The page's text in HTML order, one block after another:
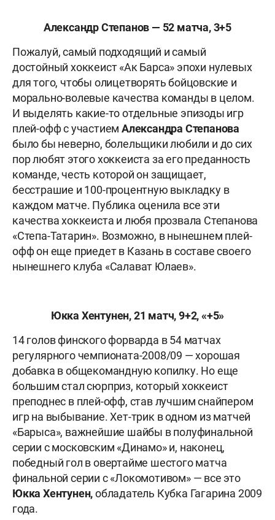
Александр Степанов — 52 матча, 3+5
Пожалуй, самый подходящий и самый
достойный хоккеист «Ак Барса» эпохи нулевых
для того, чтобы олицетворять бойцовские и
морально-волевые качества команды в целом.
И выделять какие-то отдельные эпизоды игр
плей-офф с участиемАлександра Степанова
было бы неверно, болельщики любили и до сих
пор любят этого хоккеиста за его преданность
команде, честь которой он защищает,
бесстрашие и 100-процентную выкладку в
каждом матче. Публика оценила все эти
качества хоккеиста и любя прозвала Степанова
«Степа-Татарин». Возможно, в нынешнем плей-
офф он еще приедет в Казань в составе своего
нынешнего клуба «Салават Юлаев».
Юкка Хентунен, 21 матч, 9+2, «+5»
14 голов финского форварда в 54 матчах
регулярного чемпионата-2008/09 — хорошая
добавка в общекомандную копилку. Но еще
большим стал сюрприз, который хоккеист
преподнес в плей-офф, став лучшим снайпером
игр на выбывание. Хет-трик в одном из матчей
«Барыса», важнейшие шайбы в полуфинальной
серии с московским «Динамо» и, наконец,
победный гол в овертайме шестого матча
финальной серии с «Локомотивом» — все это
Юкка Хентунен,обладатель Кубка Гагарина 2009
года.